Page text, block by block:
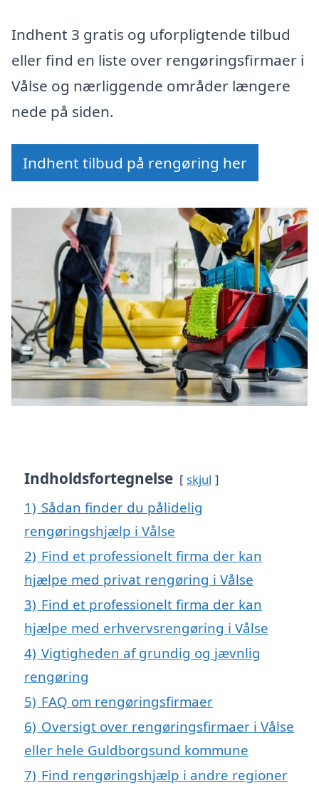
Indhent 3 gratis og uforpligtende tilbud
eller find en liste over rengøringsfirmaer i
Vålse og nærliggende områder længere
nede på siden.
Indhent tilbud på rengøring her
Indholdsfortegnelse skjul
1) Sådan finder du pålidelig
rengøringshjælp i Vålse
2) Find et professionelt firma der kan
hjælpe med privat rengøring i Vålse
3) Find et professionelt firma der kan
hjælpe med erhvervsrengøring i Vålse
4) Vigtigheden af grundig og jævnlig
rengøring
5) FAQ om rengøringsfirmaer
6) Oversigt over rengøringsfirmaer i Vålse
eller hele Guldborgsund kommune
7) Find rengøringshjælp i andre regioner